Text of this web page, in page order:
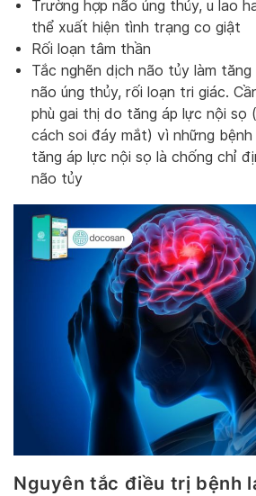
Trường hợp não úng thủy, u lao
thể xuất hiện tình trạng co giật
Rối loạn tâm thần
Tắc nghẽn dịch não tủy làm
não úng thủy, rối loạn tri giác.
phù gai thị do tăng áp lực nội sọ
cách soi đáy mắt) vì những
tăng áp lực nội sọ là chống chỉ
não tủy
Nguyên tắc điều trị bệnh